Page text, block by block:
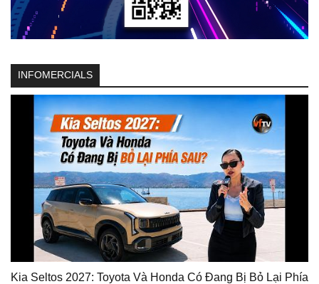
INFOMERCIALS
Kia Seltos 2027: Toyota Và Honda Có Đang Bị Bỏ Lại Phía